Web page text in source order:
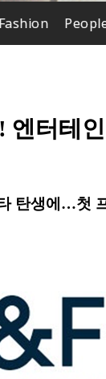
터테
탄생에…첫